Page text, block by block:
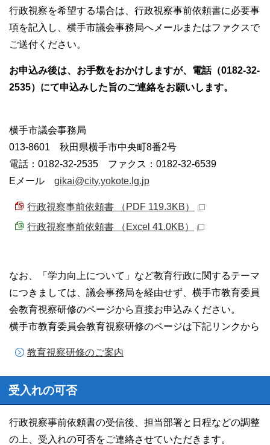
行政視察を希望する場合は、行政視察事前依頼書に必要事
項を記入し、横手市議会事務局へメールまたはファクスで
ご送付ください。
お申込み後は、お手数をおかけしますが、電話（0182-32-
2535）にて申込みした旨のご連絡をお願いします。
横手市議会事務局
013-8601 秋田県横手市中央町8番2号
電話：0182-32-2535 ファクス：0182-32-6539
Eメール gikai@city.yokote.lg.jp
行政視察事前依頼書 （PDF 119.3KB）
行政視察事前依頼書 （Excel 41.0KB）
なお、「学力向上について」など教育行政に関するテーマ
につきましては、議会事務局を経由せず、横手市教育委員
会教育視察研修のページから直接お申込みください。
横手市教育委員会教育視察研修のページは下記リンクから
教育視察研修のご案内
受入れの可否
行政視察事前依頼書の受信後、担当部署と日程などの調整
の上、受入れの可否をご連絡させていただきます。